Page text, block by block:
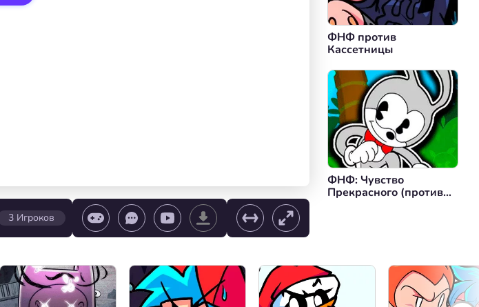
3 Игроков
Запуск игры/ Остановить игру/ Выбор уровня
ФНФ против
Кассетницы
ФНФ: Чувство
Прекрасного (против